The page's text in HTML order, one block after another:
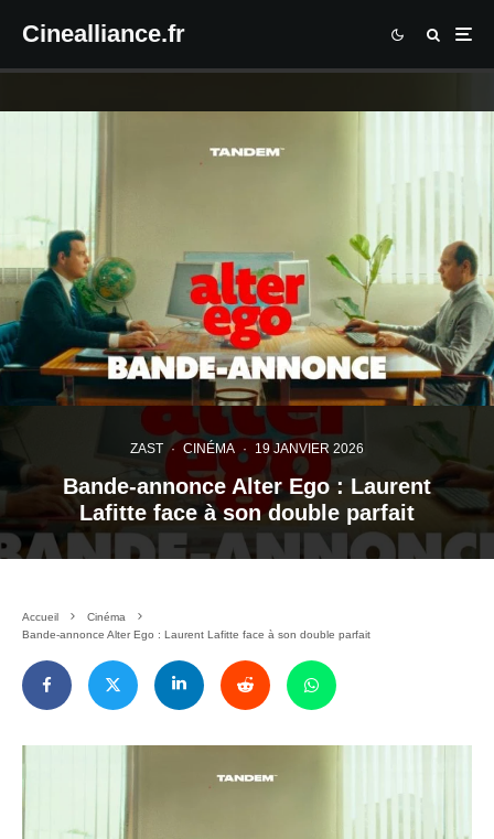
Cinealliance.fr
ZAST · CINÉMA · 19 JANVIER 2026
Bande-annonce Alter Ego : Laurent
Lafitte face à son double parfait
Accueil
Cinéma
Bande-annonce Alter Ego : Laurent Lafitte face à son double parfait